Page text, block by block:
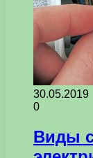
30.05.2019
0
Виды